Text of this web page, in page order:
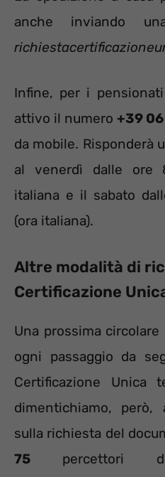
anche inviando
Infine, per i
attivo il numero +39 06
da mobile. Risponderà
al venerdì dalle ore
italiana e il sabato
(ora italiana).
Altre modalità di
Certificazione
Una prossima
ogni passaggio da
Certificazione Unica
dimentichiamo, però,
sulla richiesta del
75 percettori